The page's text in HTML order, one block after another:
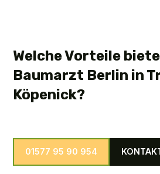
Welche Vorteile
Baumarzt Berlin in
Köpenick?
01577 95 90 954